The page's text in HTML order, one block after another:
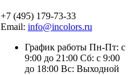
+7 (495) 179-73-33
Email: info@incolors.ru
График работы Пн-Пт: с
9:00 до 21:00 Сб: с 9:00
до 18:00 Вс: Выходной